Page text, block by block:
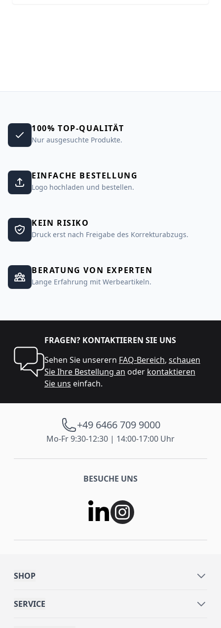
100% TOP-QUALITÄT
Nur ausgesuchte Produkte.
EINFACHE BESTELLUNG
Logo hochladen und bestellen.
KEIN RISIKO
Druck erst nach Freigabe des Korrekturabzugs.
BERATUNG VON EXPERTEN
Lange Erfahrung mit Werbeartikeln.
FRAGEN? KONTAKTIEREN SIE UNS
Sehen Sie unserern FAQ-Bereich, schauen
Sie Ihre Bestellung an oder kontaktieren
Sie uns einfach.
+49 6466 709 9000
Mo-Fr 9:30-12:30 | 14:00-17:00 Uhr
BESUCHE UNS
SHOP
SERVICE